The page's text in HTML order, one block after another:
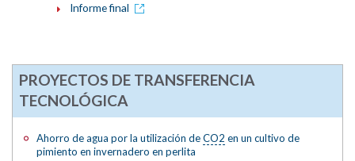
Informe final
PROYECTOS DE TRANSFERENCIA
TECNOLÓGICA
Ahorro de agua por la utilización deCO2 en un cultivo de
pimiento en invernadero en perlita